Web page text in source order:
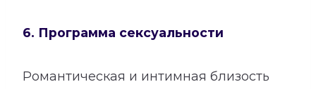
6. Программа сексуальности
Романтическая и интимная близость